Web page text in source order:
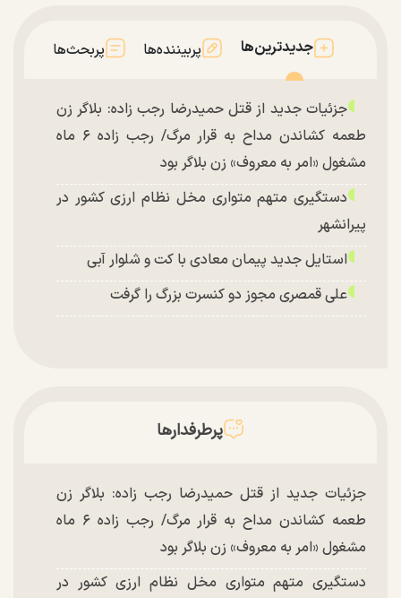
جدیدترین‌ها پربیننده‌ها پربحث‌ها
جزئیات جدید از قتل حمیدرضا رجب زاده: بلاگر زن
طعمه کشاندن مداح به قرار مرگ/ رجب زاده ۶ ماه
مشغول «امر به معروف» زن بلاگر بود
دستگیری متهم متواری مخل نظام ارزی کشور در
پیرانشهر
استایل جدید پیمان معادی با کت و شلوار آبی
علی قمصری مجوز دو کنسرت بزرگ را گرفت
پرطرفدارها
جزئیات جدید از قتل حمیدرضا رجب زاده: بلاگر زن
طعمه کشاندن مداح به قرار مرگ/ رجب زاده ۶ ماه
مشغول «امر به معروف» زن بلاگر بود
دستگیری متهم متواری مخل نظام ارزی کشور در